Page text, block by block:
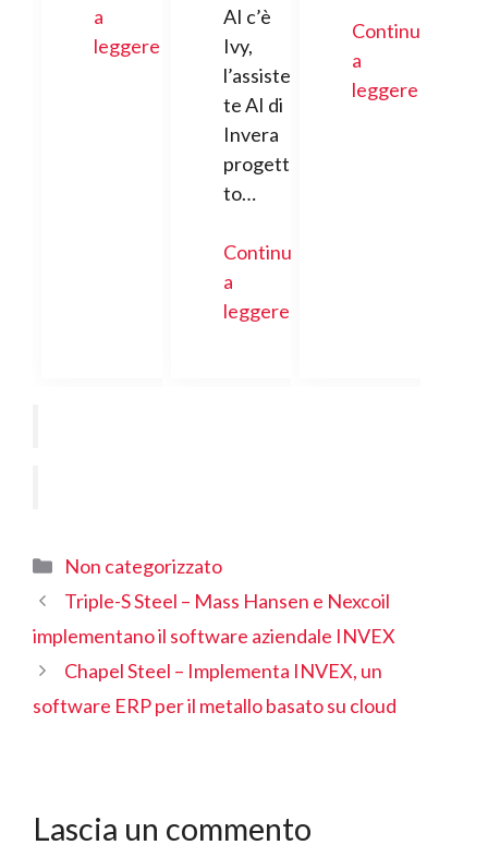
a
leggere
AI c’è
Ivy,
l’assisten
te AI di
Invera
progetta
to…
Continua
a
leggere
Continua
a
leggere
Categorie
Non categorizzato
Triple-S Steel – Mass Hansen e Nexcoil
implementano il software aziendale INVEX
Chapel Steel – Implementa INVEX, un
software ERP per il metallo basato su cloud
Lascia un commento